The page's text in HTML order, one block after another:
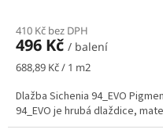
410 Kč bez DPH
496 Kč / balení
Měrná
688,89 Kč / 1 m2
Dlažba Sichenia 94_EVO
94_EVO je hrubá dlaždice,